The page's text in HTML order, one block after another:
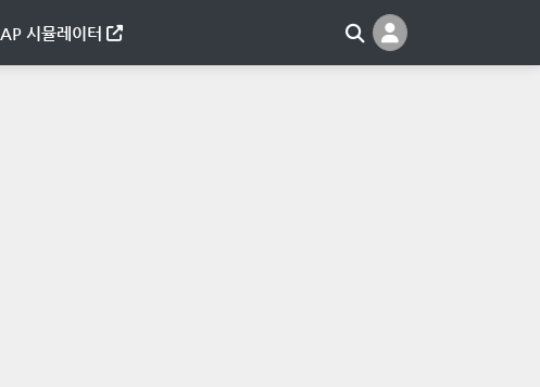
AP 시뮬레이터